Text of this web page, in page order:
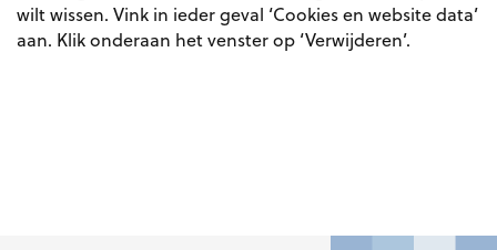
wilt wissen. Vink in ieder geval ‘Cookies en website data’
aan. Klik onderaan het venster op ‘Verwijderen’.